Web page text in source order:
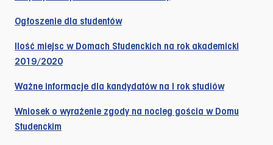
Ogłoszenie dla studentów
Ilość miejsc w Domach Studenckich na rok akademicki
2019/2020
Ważne informacje dla kandydatów na I rok studiów
Wniosek o wyrażenie zgody na nocleg gościa w Domu
Studenckim